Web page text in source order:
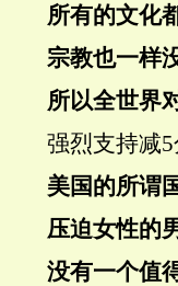
所有的文化
宗教也一样
所以全世界
强烈支持减5
美国的所谓
压迫女性的
没有一个值